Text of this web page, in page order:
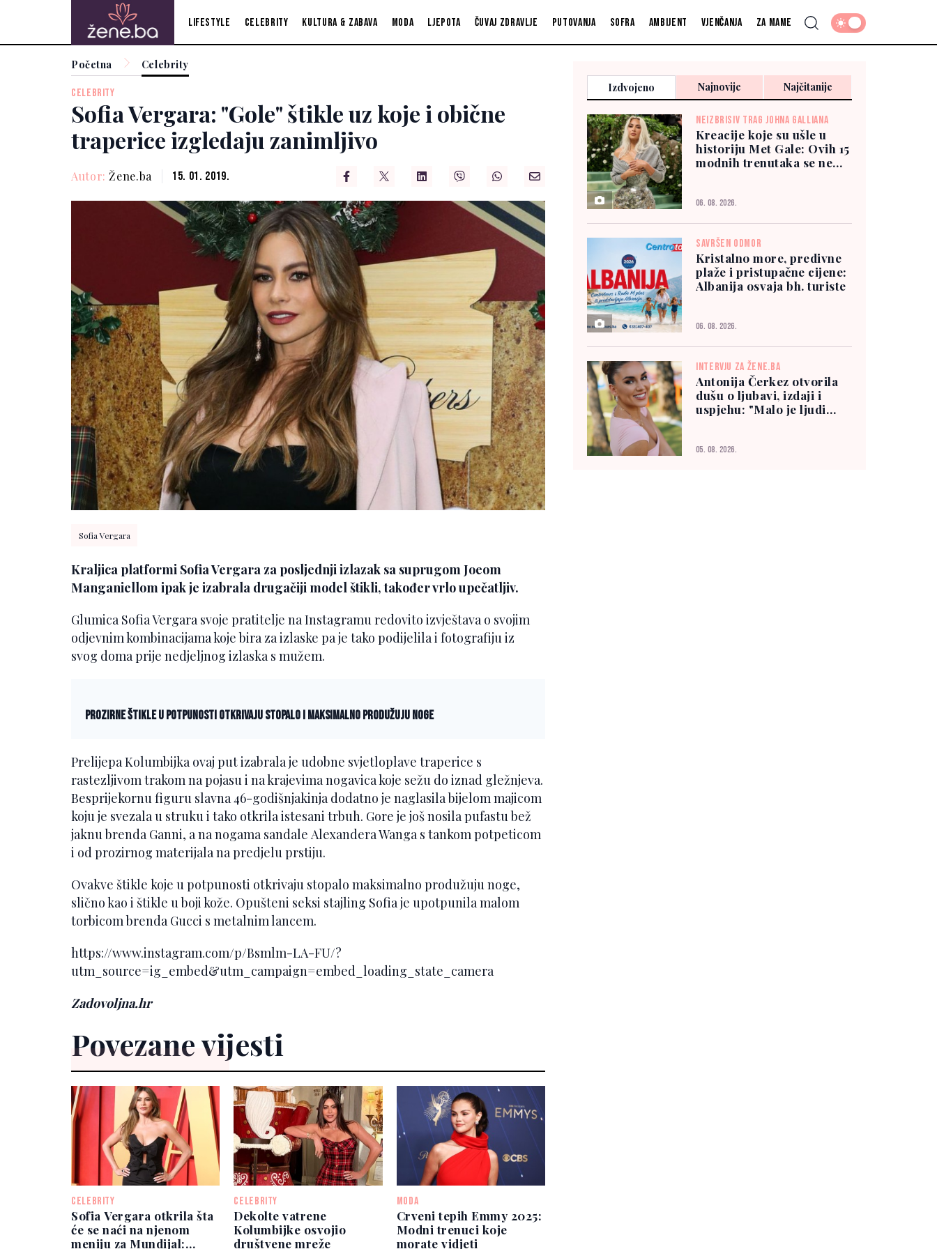
Lifestyle Celebrity Kultura & zabava Moda Ljepota Čuvaj zdravlje Putovanja Sofra Ambijent Vjenčanja Za mame
Početna Celebrity
CELEBRITY
Sofia Vergara: "Gole" štikle uz koje i obične
traperice izgledaju zanimljivo
Autor: Žene.ba 15. 01. 2019.
Sofia Vergara
Kraljica platformi Sofia Vergara za posljednji izlazak sa suprugom Joeom
Manganiellom ipak je izabrala drugačiji model štikli, također vrlo upečatljiv.
Glumica Sofia Vergara svoje pratitelje na Instagramu redovito izvještava o svojim
odjevnim kombinacijama koje bira za izlaske pa je tako podijelila i fotografiju iz
svog doma prije nedjeljnog izlaska s mužem.
Prozirne štikle u potpunosti otkrivaju stopalo i maksimalno produžuju noge
Prelijepa Kolumbijka ovaj put izabrala je udobne svjetloplave traperice s
rastezljivom trakom na pojasu i na krajevima nogavica koje sežu do iznad gležnjeva.
Besprijekornu figuru slavna 46-godišnjakinja dodatno je naglasila bijelom majicom
koju je svezala u struku i tako otkrila istesani trbuh. Gore je još nosila pufastu bež
jaknu brenda Ganni, a na nogama sandale Alexandera Wanga s tankom potpeticom
i od prozirnog materijala na predjelu prstiju.
Ovakve štikle koje u potpunosti otkrivaju stopalo maksimalno produžuju noge,
slično kao i štikle u boji kože. Opušteni seksi stajling Sofia je upotpunila malom
torbicom brenda Gucci s metalnim lancem.
https://www.instagram.com/p/Bsmlm-LA-FU/?
utm_source=ig_embed&utm_campaign=embed_loading_state_camera
Zadovoljna.hr
Povezane vijesti
CELEBRITY
Sofia Vergara otkrila šta
će se naći na njenom
meniju za Mundijal:
CELEBRITY
Dekolte vatrene
Kolumbijke osvojio
društvene mreže
MODA
Crveni tepih Emmy 2025:
Modni trenuci koje
morate vidjeti
Izdvojeno Najnovije Najčitanije
NEIZBRISIV TRAG JOHNA GALLIANA
Kreacije koje su ušle u
historiju Met Gale: Ovih 15
modnih trenutaka se ne
06. 08. 2026.
SAVRŠEN ODMOR
Kristalno more, predivne
plaže i pristupačne cijene:
Albanija osvaja bh. turiste
06. 08. 2026.
INTERVJU ZA ŽENE.BA
Antonija Čerkez otvorila
dušu o ljubavi, izdaji i
uspjehu: "Malo je ljudi
05. 08. 2026.